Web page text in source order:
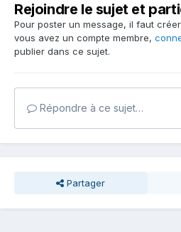
Rejoindre le sujet et
Pour poster un message, il faut
vous avez un compte membre,
publier dans ce sujet.
Répondre à ce sujet…
Partager